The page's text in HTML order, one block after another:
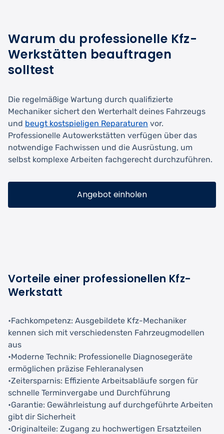
Warum du professionelle Kfz-
Werkstätten beauftragen
solltest
Die regelmäßige Wartung durch qualifizierte
Mechaniker sichert den Werterhalt deines Fahrzeugs
und beugt kostspieligen Reparaturen vor.
Professionelle Autowerkstätten verfügen über das
notwendige Fachwissen und die Ausrüstung, um
selbst komplexe Arbeiten fachgerecht durchzuführen.
Angebot einholen
Vorteile einer professionellen Kfz-
Werkstatt
•Fachkompetenz: Ausgebildete Kfz-Mechaniker
kennen sich mit verschiedensten Fahrzeugmodellen
aus
•Moderne Technik: Professionelle Diagnosegeräte
ermöglichen präzise Fehleranalysen
•Zeitersparnis: Effiziente Arbeitsabläufe sorgen für
schnelle Terminvergabe und Durchführung
•Garantie: Gewährleistung auf durchgeführte Arbeiten
gibt dir Sicherheit
•Originalteile: Zugang zu hochwertigen Ersatzteilen